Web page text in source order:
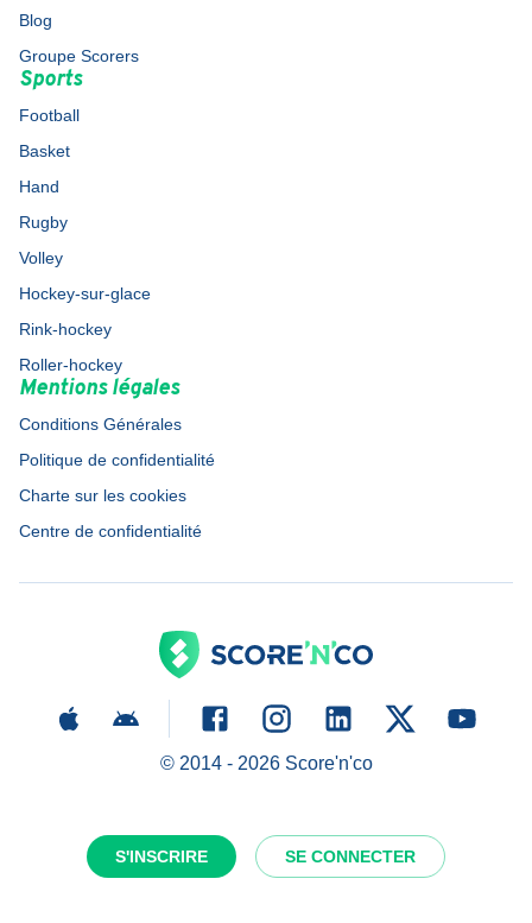
S'INSCRIRE SE CONNECTER
Blog
Groupe Scorers
Sports
Football
Basket
Hand
Rugby
Volley
Hockey-sur-glace
Rink-hockey
Roller-hockey
Mentions légales
Conditions Générales
Politique de confidentialité
Charte sur les cookies
Centre de confidentialité
© 2014 - 2026Score'n'co